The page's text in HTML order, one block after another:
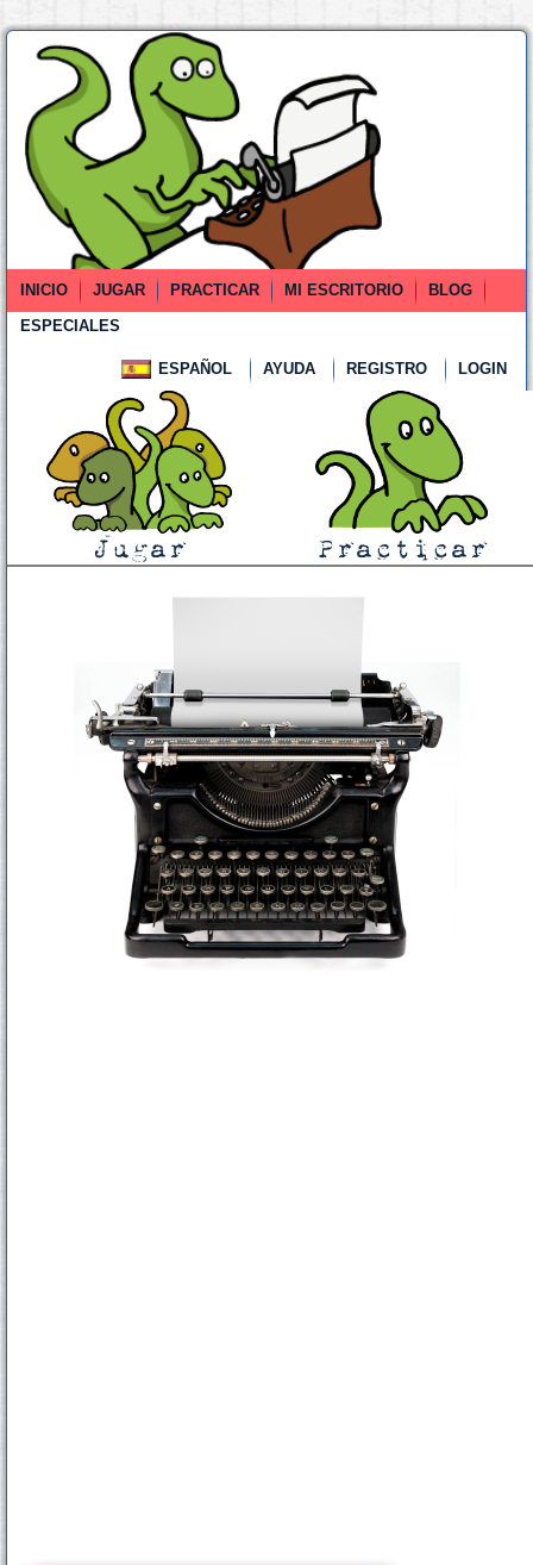
INICIO JUGAR PRACTICAR MI ESCRITORIO
BLOG
ESPECIALES
ESPAÑOL AYUDA REGISTRO LOGIN
Jugar Practicar